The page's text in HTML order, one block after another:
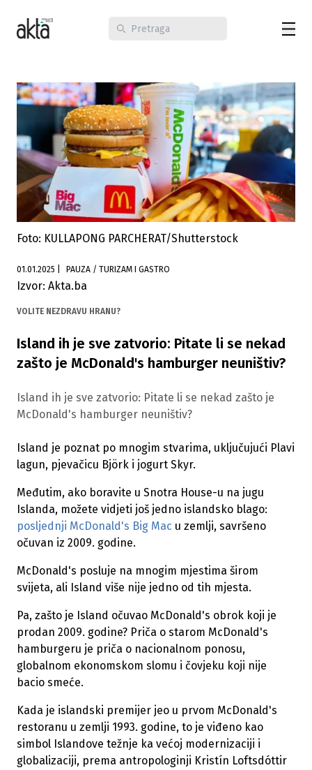
Foto: KULLAPONG PARCHERAT/Shutterstock
01.01.2025 PAUZA / TURIZAM I GASTRO
Izvor: Akta.ba
VOLITE NEZDRAVU HRANU?
Island ih je sve zatvorio: Pitate li se nekad
zašto je McDonald's hamburger neuništiv?
Island ih je sve zatvorio: Pitate li se nekad zašto je
McDonald's hamburger neuništiv?
Island je poznat po mnogim stvarima, uključujući Plavi
lagun, pjevačicu Björk i jogurt Skyr.
Međutim, ako boravite u Snotra House-u na jugu
Islanda, možete vidjeti još jedno islandsko blago:
posljednji McDonald's Big Mac u zemlji, savršeno
očuvan iz 2009. godine.
McDonald's posluje na mnogim mjestima širom
svijeta, ali Island više nije jedno od tih mjesta.
Pa, zašto je Island očuvao McDonald's obrok koji je
prodan 2009. godine? Priča o starom McDonald's
hamburgeru je priča o nacionalnom ponosu,
globalnom ekonomskom slomu i čovjeku koji nije
bacio smeće.
Kada je islandski premijer jeo u prvom McDonald's
restoranu u zemlji 1993. godine, to je viđeno kao
simbol Islandove težnje ka većoj modernizaciji i
globalizaciji, prema antropologinji Kristín Loftsdóttir